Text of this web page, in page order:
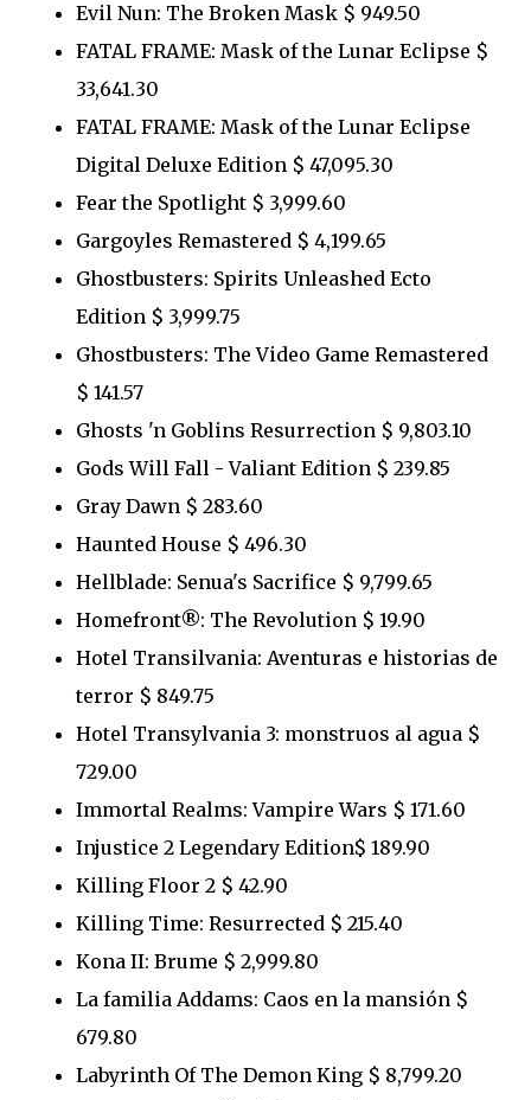
Evil Nun: The Broken Mask $ 949.50
FATAL FRAME: Mask of the Lunar Eclipse $
33,641.30
FATAL FRAME: Mask of the Lunar Eclipse
Digital Deluxe Edition $ 47,095.30
Fear the Spotlight $ 3,999.60
Gargoyles Remastered $ 4,199.65
Ghostbusters: Spirits Unleashed Ecto
Edition $ 3,999.75
Ghostbusters: The Video Game Remastered
$ 141.57
Ghosts 'n Goblins Resurrection $ 9,803.10
Gods Will Fall - Valiant Edition $ 239.85
Gray Dawn $ 283.60
Haunted House $ 496.30
Hellblade: Senua's Sacrifice $ 9,799.65
Homefront®: The Revolution $ 19.90
Hotel Transilvania: Aventuras e historias de
terror $ 849.75
Hotel Transylvania 3: monstruos al agua $
729.00
Immortal Realms: Vampire Wars $ 171.60
Injustice 2 Legendary Edition$ 189.90
Killing Floor 2 $ 42.90
Killing Time: Resurrected $ 215.40
Kona II: Brume $ 2,999.80
La familia Addams: Caos en la mansión $
679.80
Labyrinth Of The Demon King $ 8,799.20